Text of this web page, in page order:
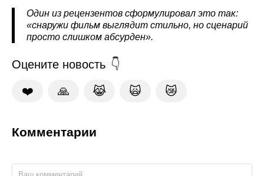
Один из рецензентов сформулировал это так:
«снаружи фильм выглядит стильно, но сценарий
просто слишком абсурден».
Оцените новость
❤️ 🙏 😹 🙀 😿
Комментарии